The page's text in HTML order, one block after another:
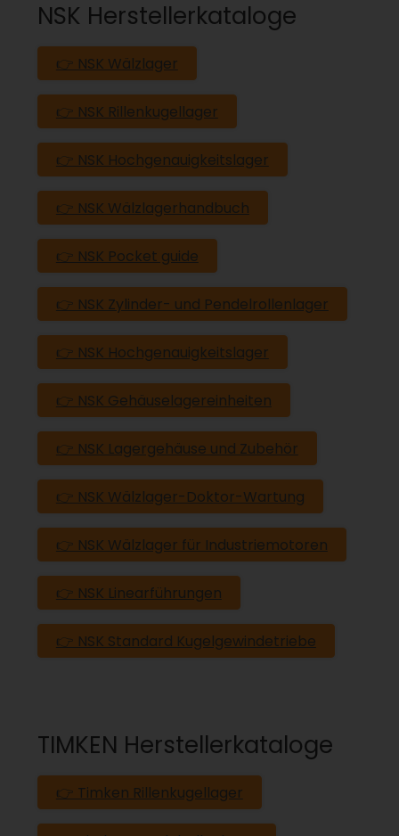
NSK Herstellerkataloge
👉 NSK Wälzlager
👉 NSK Rillenkugellager
👉 NSK Hochgenauigkeitslager
👉 NSK Wälzlagerhandbuch
👉 NSK Pocket guide
👉 NSK Zylinder- und Pendelrollenlager
👉 NSK Hochgenauigkeitslager
👉 NSK Gehäuselagereinheiten
👉 NSK Lagergehäuse und Zubehör
👉 NSK Wälzlager-Doktor-Wartung
👉 NSK Wälzlager für Industriemotoren
👉 NSK Linearführungen
👉 NSK Standard Kugelgewindetriebe
TIMKEN Herstellerkataloge
👉 Timken Rillenkugellager